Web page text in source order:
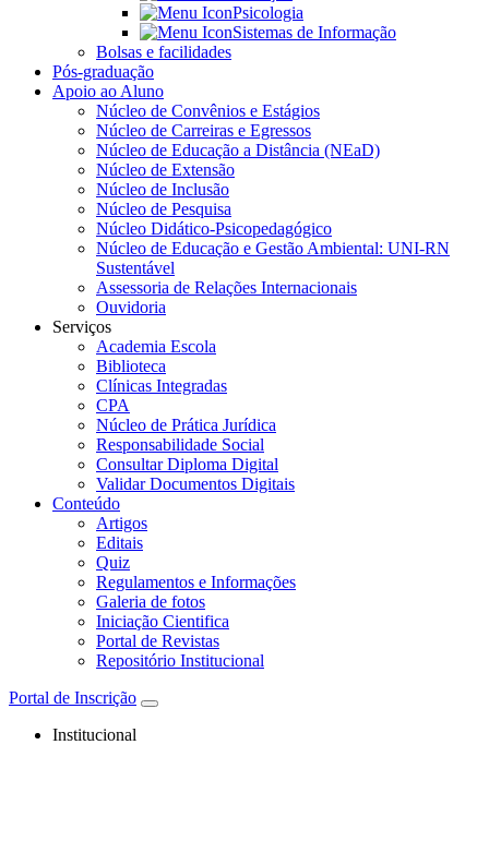
Psicologia
Sistemas de Informação
Bolsas e facilidades
Pós-graduação
Apoio ao Aluno
Núcleo de Convênios e Estágios
Núcleo de Carreiras e Egressos
Núcleo de Educação a Distância (NEaD)
Núcleo de Extensão
Núcleo de Inclusão
Núcleo de Pesquisa
Núcleo Didático-Psicopedagógico
Núcleo de Educação e Gestão Ambiental: UNI-RN
Sustentável
Assessoria de Relações Internacionais
Ouvidoria
Serviços
Academia Escola
Biblioteca
Clínicas Integradas
CPA
Núcleo de Prática Jurídica
Responsabilidade Social
Consultar Diploma Digital
Validar Documentos Digitais
Conteúdo
Artigos
Editais
Quiz
Regulamentos e Informações
Galeria de fotos
Iniciação Cientifica
Portal de Revistas
Repositório Institucional
Portal de Inscrição
Institucional